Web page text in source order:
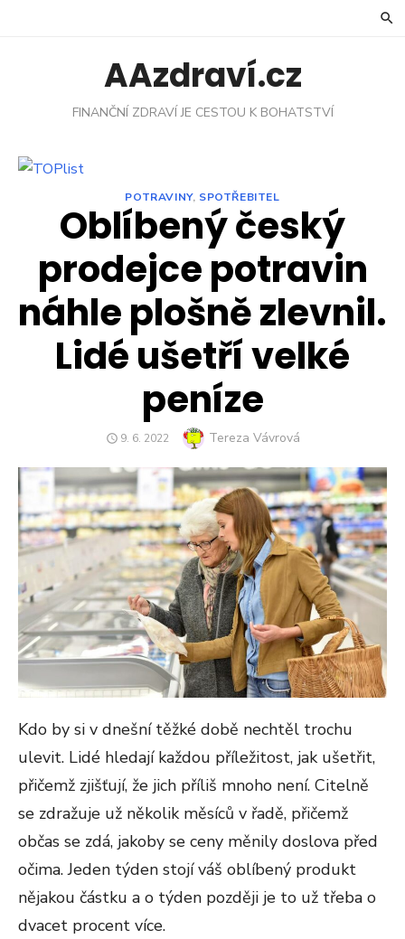
AAzdraví.cz
FINANČNÍ ZDRAVÍ JE CESTOU K BOHATSTVÍ
POTRAVINY, SPOTŘEBITEL
Oblíbený český
prodejce potravin
náhle plošně zlevnil.
Lidé ušetří velké
peníze
POSTED
9. 6. 2022 Author
Tereza Vávrová
Kdo by si v dnešní těžké době nechtěl trochu
ulevit. Lidé hledají každou příležitost, jak ušetřit,
přičemž zjišťují, že jich příliš mnoho není. Citelně
se zdražuje už několik měsíců v řadě, přičemž
občas se zdá, jakoby se ceny měnily doslova před
očima. Jeden týden stojí váš oblíbený produkt
nějakou částku a o týden později je to už třeba o
dvacet procent více.